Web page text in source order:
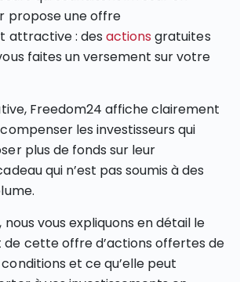
propose une offre
attractive : desactions gratuites
faites un versement sur votre
Freedom24 affiche clairement
les investisseurs qui
plus de fonds sur leur
qui n’est pas soumis à des
vous expliquons en détail le
cette offre d’actions offertes de
et ce qu’elle peut